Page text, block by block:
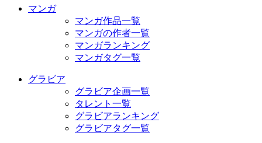
マンガ
マンガ作品一覧
マンガの作者一覧
マンガランキング
マンガタグ一覧
グラビア
グラビア企画一覧
タレント一覧
グラビアランキング
グラビアタグ一覧